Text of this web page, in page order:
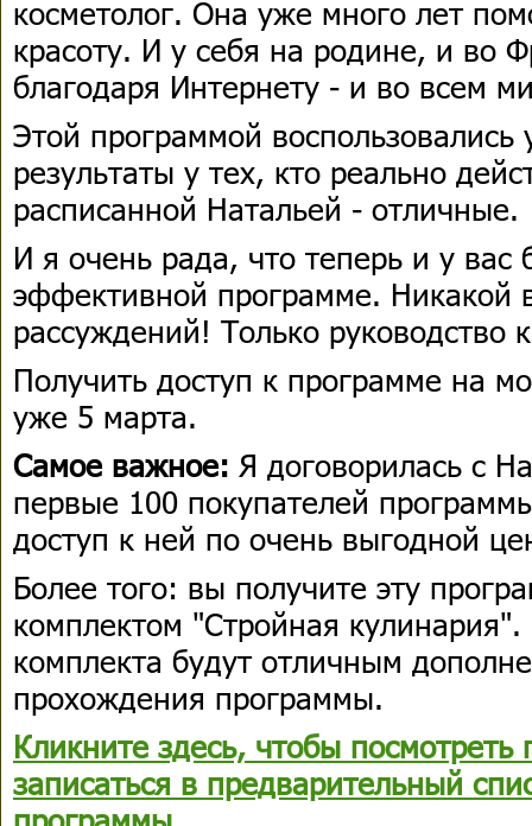
косметолог. Она уже много лет
красоту. И у себя на родине, и во
благодаря Интернету - и во всем
Этой программой
результаты у тех, кто реально
расписанной Натальей - отличные.
И я очень рада, что теперь и у вас
эффективной программе. Никакой
рассуждений! Только руководство
Получить доступ к программе на
уже 5 марта.
Самое важное: Я договорилась с
первые 100 покупателей
доступ к ней по очень выгодной
Более того: вы получите эту
комплектом "Стройная кулинария".
комплекта будут отличным
прохождения программы.
Кликните здесь, чтобы
записаться в предварительный